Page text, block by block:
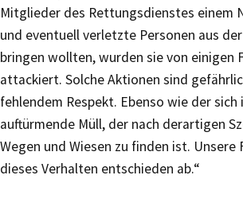
Mitglieder des Rettungsdienstes einem
und eventuell verletzte Personen aus
bringen wollten, wurden sie von einigen
attackiert. Solche Aktionen sind
fehlendem Respekt. Ebenso wie der
auftürmende Müll, der nach derartigen
Wegen und Wiesen zu finden ist.
dieses Verhalten entschieden ab.“